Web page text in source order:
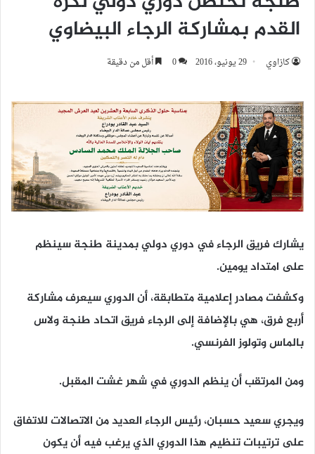
القدم بمشاركة الرجاء البيضاوي
كازاوي 29 يونيو، 2016 0 أقل من دقيقة
يشارك فريق الرجاء في دوري دولي بمدينة طنجة سينظم
على امتداد يومين.
وكشفت مصادر إعلامية متطابقة، أن الدوري سيعرف مشاركة
أربع فرق، هي بالإضافة إلى الرجاء فريق اتحاد طنجة ولاس
بالماس وتولوز الفرنسي.
ومن المرتقب أن ينظم الدوري في شهر غشت المقبل.
ويجري سعيد حسبان، رئيس الرجاء العديد من الاتصالات للاتفاق
على ترتيبات تنظيم هذا الدوري الذي يرغب فيه أن يكون